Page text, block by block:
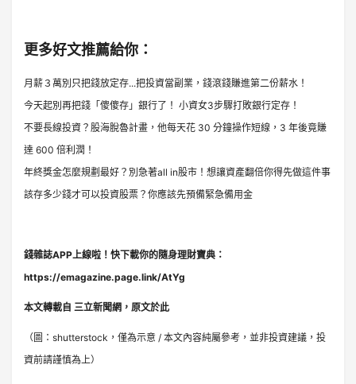
更多好文推薦給你：
月薪３萬別只把錢放定存...把投資當副業，錢滾錢賺進第二份薪水！
今天起別再把錢「傻傻存」銀行了！ 小資女3步驟打敗銀行定存！
不要長線投資？股海脫魯計畫，他每天花 30 分鐘操作短線，3 年後竟賺
達 600 倍利潤！
年終獎金怎麼規劃最好？別急著all in股市！想讓資產翻倍你得先做這件事
該存多少錢才可以投資股票？你應該先預備緊急備用金
錢雜誌APP上線啦！快下載你的隨身理財寶典：
https://emagazine.page.link/AtYg
本文轉載自 三立新聞網 ， 原文於此
（圖：shutterstock，僅為示意 / 本文內容純屬參考，並非投資建議，投
資前請謹慎為上）